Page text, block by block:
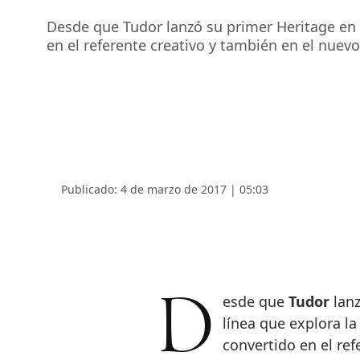
Desde que Tudor lanzó su primer Heritage
en el referente creativo y también en el
Publicado: 4 de marzo de 2017 | 05:03
Desde que Tudor
línea que explora
convertido en el